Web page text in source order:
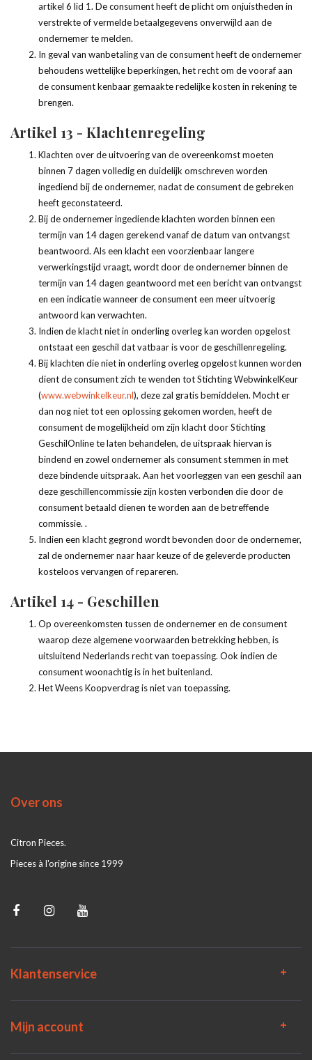
artikel 6 lid 1. De consument heeft de plicht om onjuistheden in
verstrekte of vermelde betaalgegevens onverwijld aan de
ondernemer te melden.
In geval van wanbetaling van de consument heeft de ondernemer
behoudens wettelijke beperkingen, het recht om de vooraf aan
de consument kenbaar gemaakte redelijke kosten in rekening te
brengen.
Artikel 13 - Klachtenregeling
Klachten over de uitvoering van de overeenkomst moeten
binnen 7 dagen volledig en duidelijk omschreven worden
ingediend bij de ondernemer, nadat de consument de gebreken
heeft geconstateerd.
Bij de ondernemer ingediende klachten worden binnen een
termijn van 14 dagen gerekend vanaf de datum van ontvangst
beantwoord. Als een klacht een voorzienbaar langere
verwerkingstijd vraagt, wordt door de ondernemer binnen de
termijn van 14 dagen geantwoord met een bericht van ontvangst
en een indicatie wanneer de consument een meer uitvoerig
antwoord kan verwachten.
Indien de klacht niet in onderling overleg kan worden opgelost
ontstaat een geschil dat vatbaar is voor de geschillenregeling.
Bij klachten die niet in onderling overleg opgelost kunnen worden
dient de consument zich te wenden tot Stichting WebwinkelKeur
(www.webwinkelkeur.nl), deze zal gratis bemiddelen. Mocht er
dan nog niet tot een oplossing gekomen worden, heeft de
consument de mogelijkheid om zijn klacht door Stichting
GeschilOnline te laten behandelen, de uitspraak hiervan is
bindend en zowel ondernemer als consument stemmen in met
deze bindende uitspraak. Aan het voorleggen van een geschil aan
deze geschillencommissie zijn kosten verbonden die door de
consument betaald dienen te worden aan de betreffende
commissie. .
Indien een klacht gegrond wordt bevonden door de ondernemer,
zal de ondernemer naar haar keuze of de geleverde producten
kosteloos vervangen of repareren.
Artikel 14 - Geschillen
Op overeenkomsten tussen de ondernemer en de consument
waarop deze algemene voorwaarden betrekking hebben, is
uitsluitend Nederlands recht van toepassing. Ook indien de
consument woonachtig is in het buitenland.
Het Weens Koopverdrag is niet van toepassing.
Over ons
Citron Pieces.
Pieces à l'origine since 1999
Klantenservice
Mijn account